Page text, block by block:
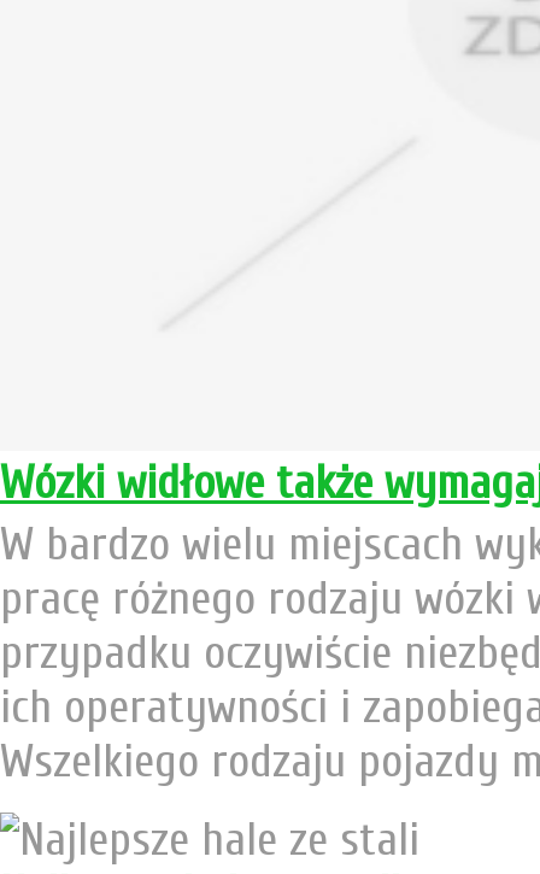
Wózki widłowe także
W bardzo wielu miejscach
pracę różnego rodzaju wózki
przypadku oczywiście
ich operatywności i
Wszelkiego rodzaju pojazdy